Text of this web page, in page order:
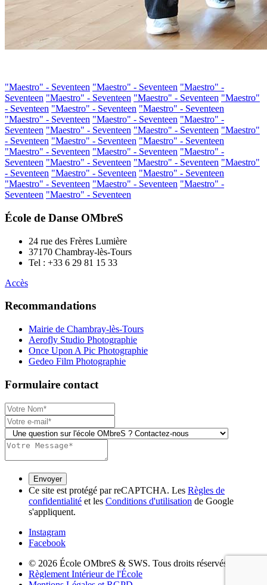
"Maestro" - Seventeen "Maestro" - Seventeen "Maestro" -
Seventeen "Maestro" - Seventeen "Maestro" - Seventeen "Maestro"
- Seventeen "Maestro" - Seventeen "Maestro" - Seventeen
"Maestro" - Seventeen "Maestro" - Seventeen "Maestro" -
Seventeen "Maestro" - Seventeen "Maestro" - Seventeen "Maestro"
- Seventeen "Maestro" - Seventeen "Maestro" - Seventeen
"Maestro" - Seventeen "Maestro" - Seventeen "Maestro" -
Seventeen "Maestro" - Seventeen "Maestro" - Seventeen "Maestro"
- Seventeen "Maestro" - Seventeen "Maestro" - Seventeen
"Maestro" - Seventeen "Maestro" - Seventeen "Maestro" -
Seventeen "Maestro" - Seventeen
École de Danse OMbreS
24 rue des Frères Lumière
37170 Chambray-lès-Tours
Tel : +33 6 29 81 15 33
Accès
Recommandations
Mairie de Chambray-lès-Tours
Aerofly Studio Photographie
Once Upon A Pic Photographie
Gedeo Film Photographie
Formulaire contact
Ce site est protégé par reCAPTCHA. Les Règles de
confidentialité et les Conditions d'utilisation de Google
s'appliquent.
Instagram
Facebook
© 2026 École OMbreS & SWS. Tous droits réservés.
Règlement Intérieur de l'École